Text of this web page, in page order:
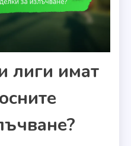
лиги имат